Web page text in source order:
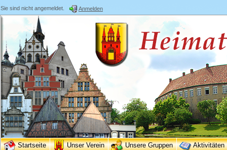
Sie sind nicht angemeldet. Anmelden
Startseite Unser Verein Unsere Gruppen Aktivitäten